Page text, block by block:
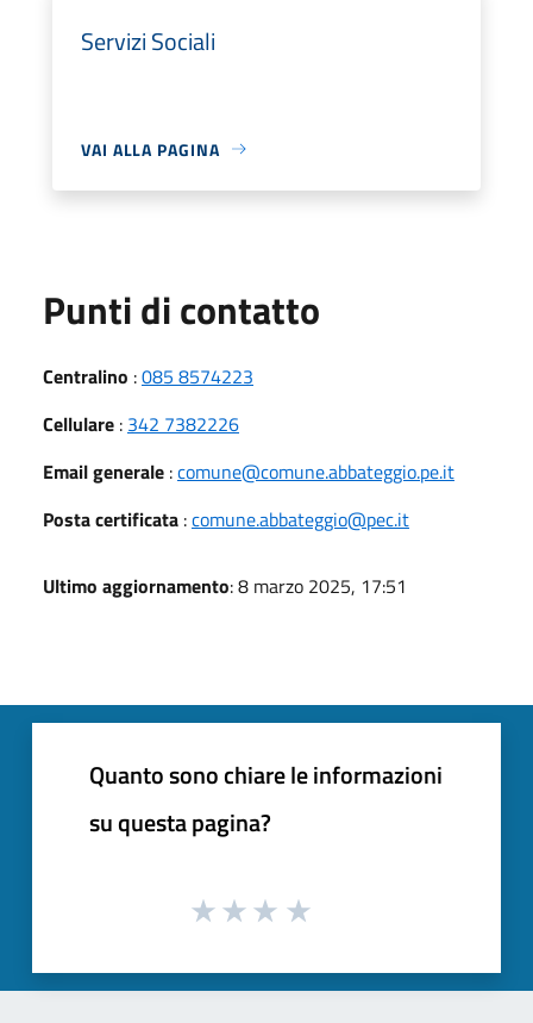
Servizi Sociali
VAI ALLA PAGINA
Punti di contatto
Centralino :085 8574223
Cellulare : 342 7382226
Email generale :comune@comune.abbateggio.pe.it
Posta certificata :comune.abbateggio@pec.it
Ultimo aggiornamento: 8 marzo 2025, 17:51
Quanto sono chiare le informazioni
su questa pagina?